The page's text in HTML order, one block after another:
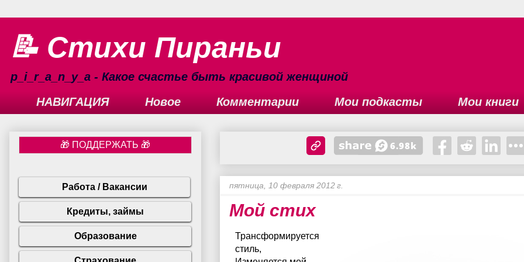
📝 Стихи Пираньи
p_i_r_a_n_y_a - Какое счастье быть красивой женщиной
НАВИГАЦИЯ
Новое Комментарии Мои подкасты Мои книги
пятница, 10 февраля 2012 г.
Мой стих
Трансформируется
стиль,